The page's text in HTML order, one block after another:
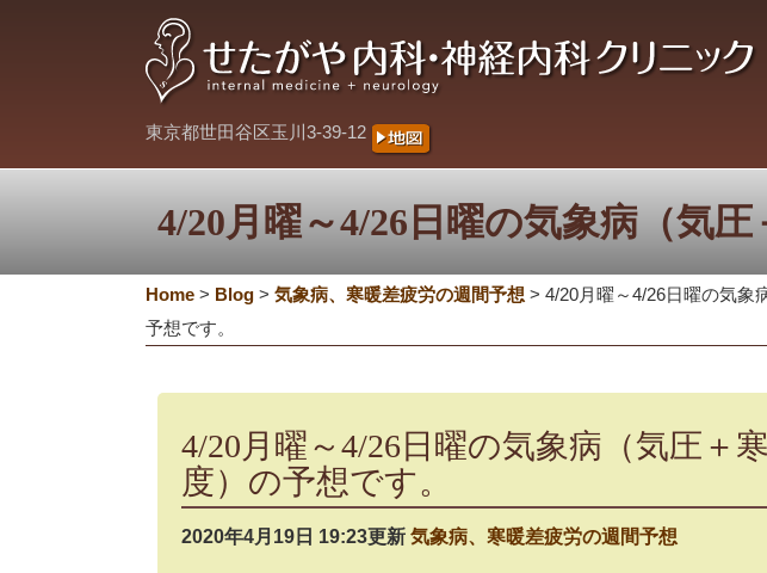
東京都世田谷区玉川3-39-12
4/20月曜～4/26日曜の気象病（気
Home > Blog > 気象病、寒暖差疲労の週間予想 > 4/20月曜～4/26日曜の気象
予想です。
4/20月曜～4/26日曜の気象病（気圧＋
度）の予想です。
2020年4月19日 19:23更新 気象病、寒暖差疲労の週間予想